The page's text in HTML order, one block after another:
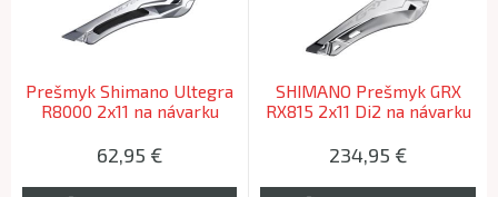
Prešmyk Shimano Ultegra
R8000 2x11 na návarku
62,95 €
SHIMANO Prešmyk GRX
RX815 2x11 Di2 na návarku
234,95 €